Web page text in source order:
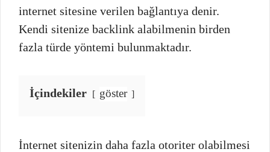
internet sitesine verilen bağlantıya denir.
Kendi sitenize backlink alabilmenin birden
fazla türde yöntemi bulunmaktadır.
İçindekiler göster
İnternet sitenizin daha fazla otoriter olabilmesi